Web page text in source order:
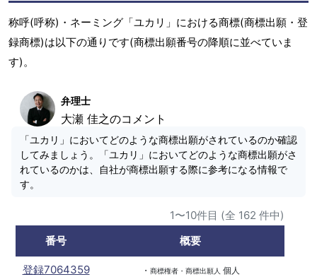
称呼(呼称)・ネーミング「ユカリ」における商標(商標出願・登
録商標)は以下の通りです(商標出願番号の降順に並べていま
す)。
弁理士
大瀬 佳之のコメント
「ユカリ」においてどのような商標出願がされているのか確認
してみましょう。「ユカリ」においてどのような商標出願がさ
れているのかは、自社が商標出願する際に参考になる情報で
す。
1〜10件目 (全 162 件中)
番号
概要
登録7064359 ・ 商標権者・商標出願人 個人